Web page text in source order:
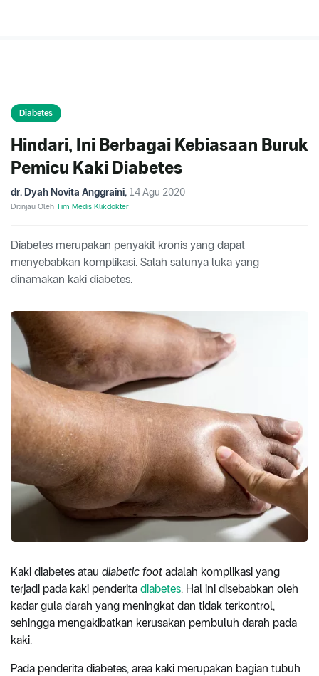
Diabetes
Hindari, Ini Berbagai Kebiasaan Buruk
Pemicu Kaki Diabetes
dr. Dyah Novita Anggraini, 14 Agu 2020
Ditinjau Oleh Tim Medis Klikdokter
Diabetes merupakan penyakit kronis yang dapat
menyebabkan komplikasi. Salah satunya luka yang
dinamakan kaki diabetes.
Kaki diabetes atau diabetic foot adalah komplikasi yang
terjadi pada kaki penderita diabetes. Hal ini disebabkan oleh
kadar gula darah yang meningkat dan tidak terkontrol,
sehingga mengakibatkan kerusakan pembuluh darah pada
kaki.
Pada penderita diabetes, area kaki merupakan bagian tubuh